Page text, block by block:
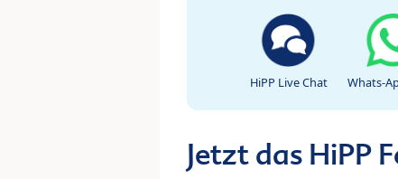
HiPP Live Chat Whats-
Jetzt das HiPP